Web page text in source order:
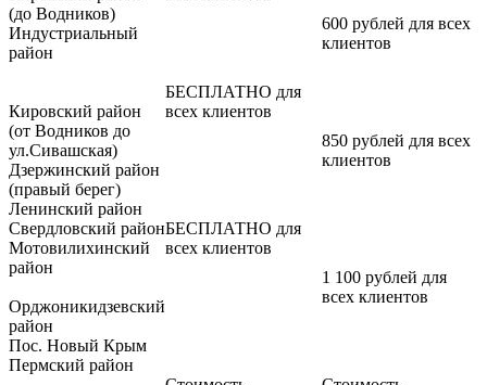
(до Водников)
Индустриальный
район
Кировский район
(от Водников до
ул.Сивашская)
Дзержинский район
(правый берег)
Ленинский район
Свердловский район
Мотовилихинский
район
Орджоникидзевский
район
Пос. Новый Крым
Пермский район
БЕСПЛАТНО для
всех клиентов
БЕСПЛАТНО для
всех клиентов
600 рублей для всех
клиентов
850 рублей для всех
клиентов
1 100 рублей для
всех клиентов